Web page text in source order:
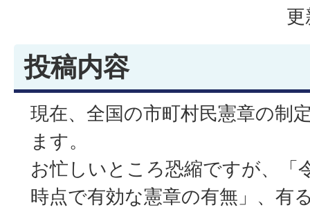
投稿内容
現在、全国の市町村民憲章の制
ます。
お忙しいところ恐縮ですが、「
時点で有効な憲章の有無」、有